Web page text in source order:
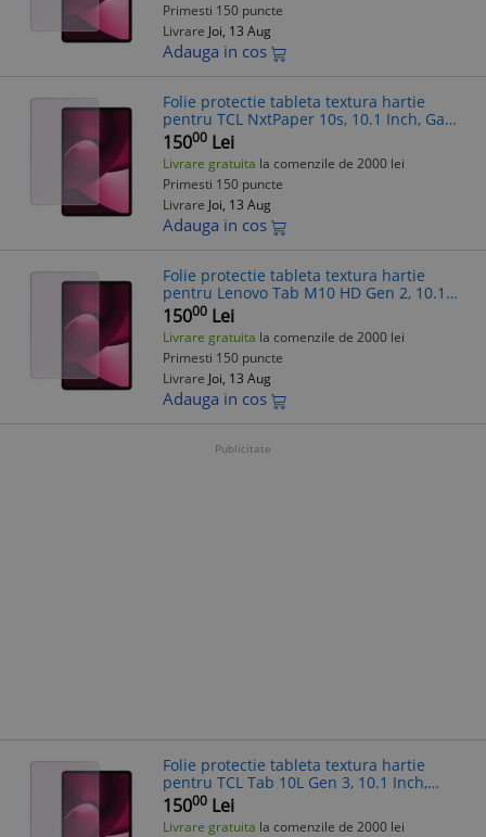
Primesti 150 puncte
Livrare Joi, 13 Aug
Adauga in cos
Folie protectie tableta textura hartie
pentru TCL NxtPaper 10s, 10.1 Inch, Gama
Artistic Paper, Pentru scris si desenat,
Anti-reflex, Hidrogel, Silico
15000 Lei
Livrare gratuita la comenzile de 2000 lei
Primesti 150 puncte
Livrare Joi, 13 Aug
Adauga in cos
Folie protectie tableta textura hartie
pentru Lenovo Tab M10 HD Gen 2, 10.1
Inch, Gama Artistic Paper, Pentru scris si
desenat, Anti-reflex, Hidrogel,
15000 Lei
Livrare gratuita la comenzile de 2000 lei
Primesti 150 puncte
Livrare Joi, 13 Aug
Adauga in cos
Publicitate
Folie protectie tableta textura hartie
pentru TCL Tab 10L Gen 3, 10.1 Inch,
Gama Artistic Paper, Pentru scris si
desenat, Anti-reflex, Hidrogel, Silic
15000 Lei
Livrare gratuita la comenzile de 2000 lei